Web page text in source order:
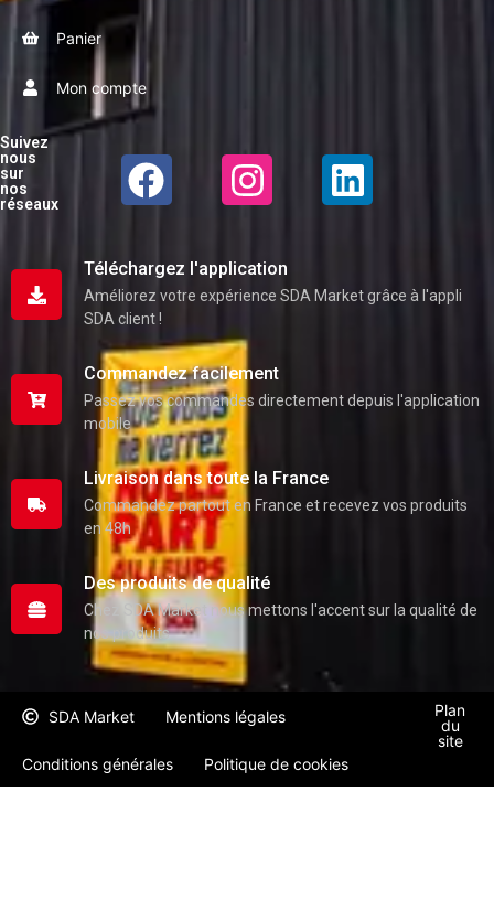
Panier
Mon compte
Téléchargez l'application
Améliorez votre expérience SDA Market grâce à l'appli
SDA client !
Commandez facilement
Passez vos commandes directement depuis l'application
mobile
Livraison dans toute la France
Commandez partout en France et recevez vos produits
en 48h
Des produits de qualité
Chez SDA Market nous mettons l'accent sur la qualité de
nos produits
Suivez
nous
sur
nos
réseaux
SDA Market Mentions légales
Conditions générales Politique de cookies
Plan
du
site